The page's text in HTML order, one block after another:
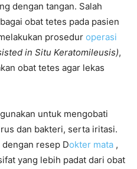
dengan tangan. Salah
obat tetes pada pasien
prosedur operasi
in Situ Keratomileusis),
obat tetes agar lekas
untuk mengobati
dan bakteri, serta iritasi.
resep Dokter mata ,
yang lebih padat dari obat